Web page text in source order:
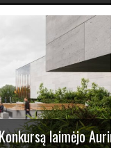
Konkursą laimėjo